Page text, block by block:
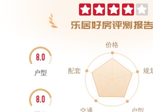
8.0
户型
8.0
配套
价格
规